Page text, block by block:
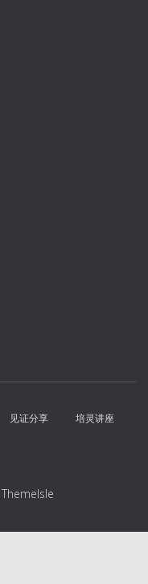
见证分享 培灵讲座
ThemeIsle